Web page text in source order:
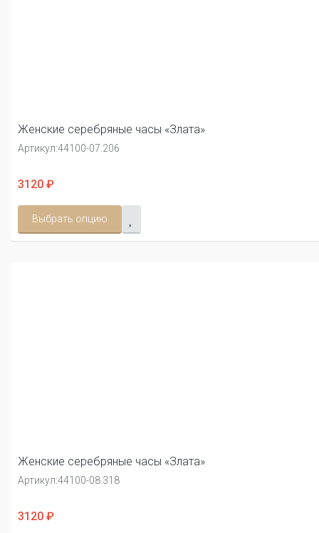
Женские серебряные часы «Злата»
Артикул:44100-07.206
3120 ₽
Выбрать опцию
Женские серебряные часы «Злата»
Артикул:44100-08.318
3120 ₽